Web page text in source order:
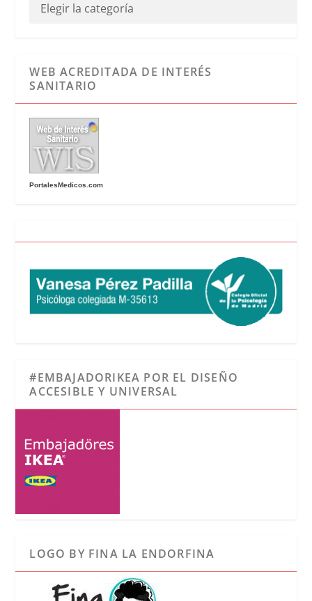
WEB ACREDITADA DE INTERÉS
SANITARIO
PortalesMedicos.com
#EMBAJADORIKEA POR EL DISEÑO
ACCESIBLE Y UNIVERSAL
LOGO BY FINA LA ENDORFINA